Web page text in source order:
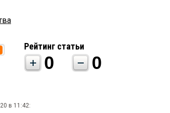
Рейтинг статьи
0 0
в 11:42: